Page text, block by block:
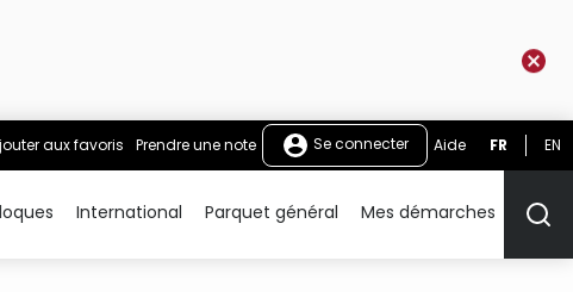
aux favoris Prendre une note Se connecter Aide FR EN
International Parquet général Mes démarches